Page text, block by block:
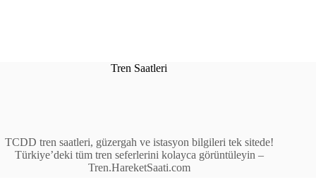
Tren Saatleri
TCDD tren saatleri, güzergah ve istasyon bilgileri tek sitede!
Türkiye’deki tüm tren seferlerini kolayca görüntüleyin –
Tren.HareketSaati.com